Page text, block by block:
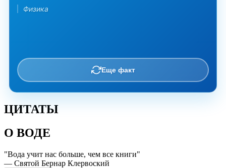
Физика
Еще факт
ЦИТАТЫ
О ВОДЕ
"Вода учит нас больше, чем все книги"
— Святой Бернар Клервоский